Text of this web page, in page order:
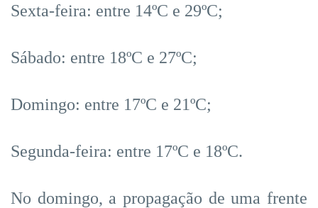
Sexta-feira: entre 14ºC e 29ºC;
Sábado: entre 18ºC e 27ºC;
Domingo: entre 17ºC e 21ºC;
Segunda-feira: entre 17ºC e 18ºC.
No domingo, a propagação de uma frente